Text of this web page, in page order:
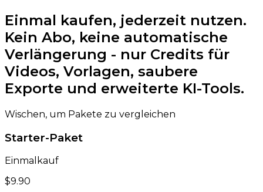
Einmal kaufen, jederzeit nutzen.
Kein Abo, keine automatische
Verlängerung - nur Credits für
Videos, Vorlagen, saubere
Exporte und erweiterte KI-Tools.
Wischen, um Pakete zu vergleichen
Starter-Paket
Einmalkauf
$9.90